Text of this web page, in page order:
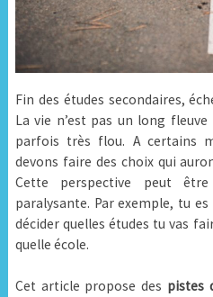
Fin des études secondaires,
La vie n’est pas un long
parfois très flou. A certains
devons faire des choix qui
Cette perspective peut
paralysante. Par exemple, tu
décider quelles études tu vas
quelle école.
Cet article propose des pistes